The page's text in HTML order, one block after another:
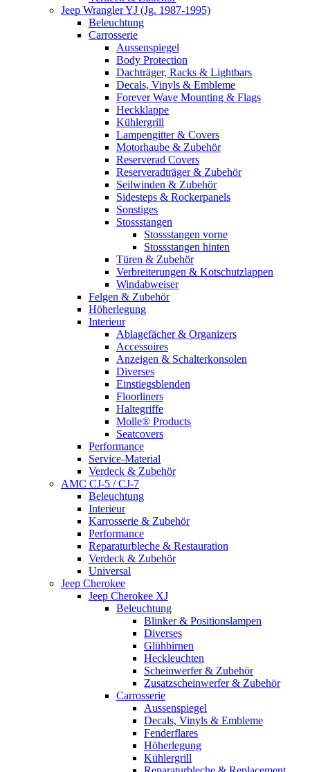
Jeep Wrangler YJ (Jg. 1987-1995)
Beleuchtung
Carrosserie
Aussenspiegel
Body Protection
Dachträger, Racks & Lightbars
Decals, Vinyls & Embleme
Forever Wave Mounting & Flags
Heckklappe
Kühlergrill
Lampengitter & Covers
Motorhaube & Zubehör
Reserverad Covers
Reserveradträger & Zubehör
Seilwinden & Zubehör
Sidesteps & Rockerpanels
Sonstiges
Stossstangen
Stossstangen vorne
Stossstangen hinten
Türen & Zubehör
Verbreiterungen & Kotschutzlappen
Windabweiser
Felgen & Zubehör
Höherlegung
Interieur
Ablagefächer & Organizers
Accessoires
Anzeigen & Schalterkonsolen
Diverses
Einstiegsblenden
Floorliners
Haltegriffe
Molle® Products
Seatcovers
Performance
Service-Material
Verdeck & Zubehör
AMC CJ-5 / CJ-7
Beleuchtung
Interieur
Karrosserie & Zubehör
Performance
Reparaturbleche & Restauration
Verdeck & Zubehör
Universal
Jeep Cherokee
Jeep Cherokee XJ
Beleuchtung
Blinker & Positionslampen
Diverses
Glühbirnen
Heckleuchten
Scheinwerfer & Zubehör
Zusatzscheinwerfer & Zubehör
Carrosserie
Aussenspiegel
Decals, Vinyls & Embleme
Fenderflares
Höherlegung
Kühlergrill